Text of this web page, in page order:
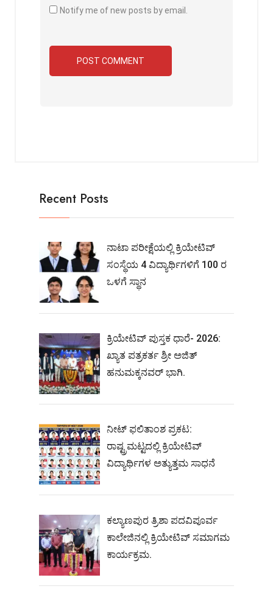
Notify me of new posts by email.
Recent Posts
ನಾಟಾ ಪರೀಕ್ಷೆಯಲ್ಲಿ ಕ್ರಿಯೇಟಿವ್
ಸಂಸ್ಥೆಯ 4 ವಿದ್ಯಾರ್ಥಿಗಳಿಗೆ 100 ರ
ಒಳಗೆ ಸ್ಥಾನ
ಕ್ರಿಯೇಟಿವ್ ಪುಸ್ತಕ ಧಾರೆ- 2026:
ಖ್ಯಾತ ಪತ್ರಕರ್ತ ಶ್ರೀ ಅಜಿತ್
ಹನುಮಕ್ಕನವರ್ ಭಾಗಿ.
ನೀಟ್‌ ಫಲಿತಾಂಶ ಪ್ರಕಟ:
ರಾಷ್ಟ್ರಮಟ್ಟದಲ್ಲಿ ಕ್ರಿಯೇಟಿವ್‌
ವಿದ್ಯಾರ್ಥಿಗಳ ಅತ್ಯುತ್ತಮ ಸಾಧನೆ
ಕಲ್ಯಾಣಪುರ ತ್ರಿಶಾ ಪದವಿಪೂರ್ವ
ಕಾಲೇಜಿನಲ್ಲಿ ಕ್ರಿಯೇಟಿವ್ ಸಮಾಗಮ
ಕಾರ್ಯಕ್ರಮ.